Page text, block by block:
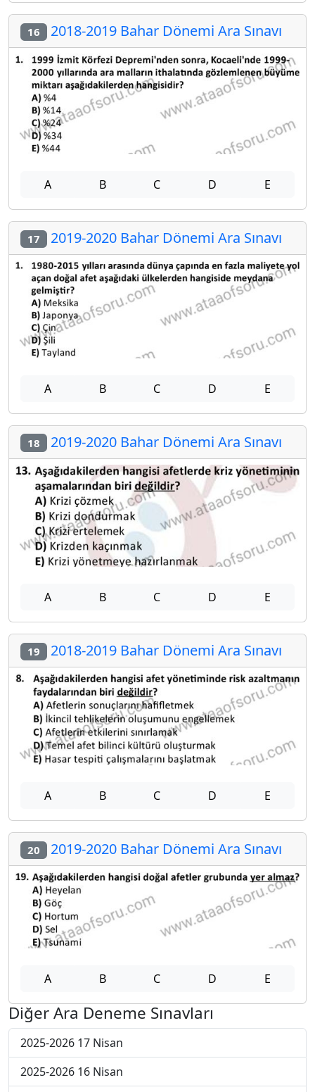
16 2018-2019 Bahar Dönemi Ara Sınavı
A B C D E
17 2019-2020 Bahar Dönemi Ara Sınavı
A B C D E
18 2019-2020 Bahar Dönemi Ara Sınavı
A B C D E
19 2018-2019 Bahar Dönemi Ara Sınavı
A B C D E
20 2019-2020 Bahar Dönemi Ara Sınavı
A B C D E
Diğer Ara Deneme Sınavları
2025-2026 17 Nisan
2025-2026 16 Nisan